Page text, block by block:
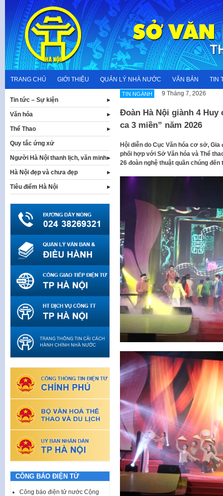
content
TRANG CHỦ GIỚI THIỆU QUẢN LÝ NHÀ NƯỚC VĂN BẢN TIN
TIN NGÀNH 9 Tháng 7, 2026
Đoàn Hà Nội giành 4
ca 3 miền” năm 2026
Hội diễn do Cục Văn hóa cơ sở, Gia
phối hợp với Sở Văn hóa và Thể
26 đoàn nghệ thuật quần chúng
Tin tức – Sự kiện
Văn hóa
Thể Thao
Quy tắc ứng xử
Người Hà Nội thanh lịch, văn minh
Hà Nội đẹp và chưa đẹp
Tiêu điểm Hà Nội
CÔNG BÁO ĐIỆN TỬ
Công báo điện tử nước Cộng